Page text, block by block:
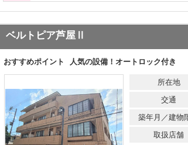
ベルトピア芦屋Ⅱ
おすすめポイント 人気の設備！オートロック付き
所在地
交通
築年月／建物
取扱店舗